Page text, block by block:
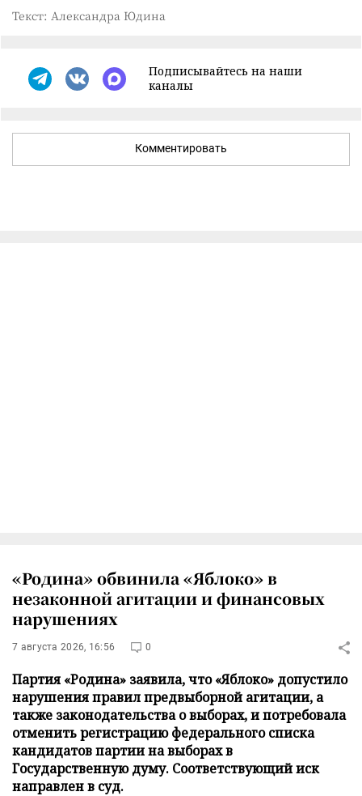
Текст: Александра Юдина
Подписывайтесь на наши
каналы
Комментировать
«Родина» обвинила «Яблоко» в
незаконной агитации и финансовых
нарушениях
7 августа 2026, 16:56 0
Партия «Родина» заявила, что «Яблоко» допустило
нарушения правил предвыборной агитации, а
также законодательства о выборах, и потребовала
отменить регистрацию федерального списка
кандидатов партии на выборах в
Государственную думу. Соответствующий иск
направлен в суд.